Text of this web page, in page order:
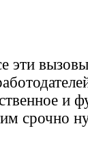
эти
и
срочно